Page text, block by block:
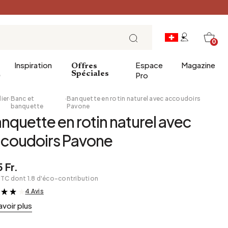
0
salle de bains
Entrée
Salle à manger
Inspiration
Petit Déjeuner
Brunch
Offres
Spéciales
Espace
Pro
Magazine
· Banc et
banquette
·Banquette en rotin naturel avec accoudoirs
Pavone
en rotin naturel avec
Pavone
Fr.
dont 1.8 d'éco-contribution
&
4 Avis
plus